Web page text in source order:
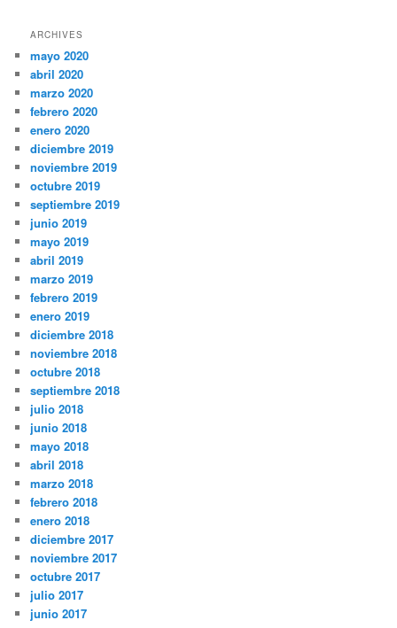
ARCHIVES
mayo 2020
abril 2020
marzo 2020
febrero 2020
enero 2020
diciembre 2019
noviembre 2019
octubre 2019
septiembre 2019
junio 2019
mayo 2019
abril 2019
marzo 2019
febrero 2019
enero 2019
diciembre 2018
noviembre 2018
octubre 2018
septiembre 2018
julio 2018
junio 2018
mayo 2018
abril 2018
marzo 2018
febrero 2018
enero 2018
diciembre 2017
noviembre 2017
octubre 2017
julio 2017
junio 2017